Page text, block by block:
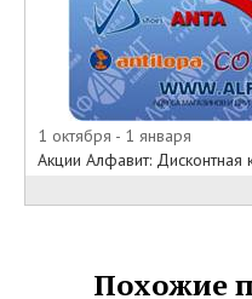
1 октября - 1 января
Акции Алфавит: Дисконтная
Похожие